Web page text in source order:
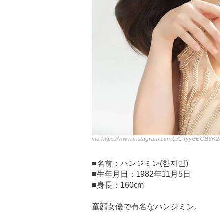
via https://www.instagram.com/p/CTyyGBCB3K2/
■名前：ハンジミン(한지민)
■生年月日：1982年11月5日
■身長：160cm
童顔女優で有名なハンジミン。